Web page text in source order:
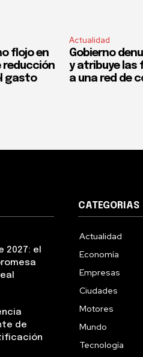
flojo en
reducción
gasto
Actualidad
Gobierno
y atribuye las
a una red de
2027: el
de
CATEGORIAS
Actualidad
Economía
Empresas
Ciudades
Motores
Mundo
Tecnología